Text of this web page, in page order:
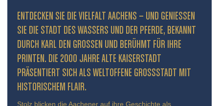
ENTDECKEN SIE DIE VIELFALT AACHENS – UND GENIESSEN S
IE DIE STADT DES WASSERS UND DER PFERDE, BEKANNT D
URCH KARL DEN GROSSEN UND BERÜHMT FÜR IHRE PR
INTEN. DIE 2000 JAHRE ALTE KAISERSTADT PR
ÄSENTIERT SICH ALS WELTOFFENE GROSSSTADT MIT HIS
TORISCHEM FLAIR.
Stolz blicken die Aachener auf ihre Geschichte als